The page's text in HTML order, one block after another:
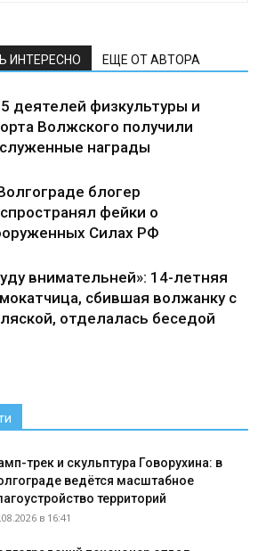
ИНТЕРЕСНО ЕЩЕ ОТ АВТОРА
деятелей физкультуры и
Волжского получили
награды
блогер
фейки о
Силах РФ
внимательней»: 14-летняя
сбившая волжанку с
отделалась беседой
трек и скульптура Говорухина: в
ведётся масштабное
территорий
в 16:41